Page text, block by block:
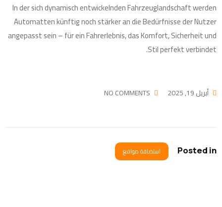
In der sich dynamisch entwickelnden Fahrzeuglandschaft werden
Automatten künftig noch stärker an die Bedürfnisse der Nutzer
angepasst sein – für ein Fahrerlebnis, das Komfort, Sicherheit und
Stil perfekt verbindet.
أبريل 19, 2025 NO COMMENTS
Posted in استضافة مواقع